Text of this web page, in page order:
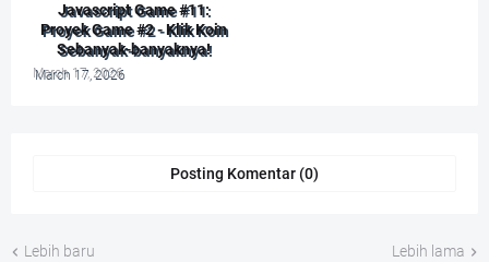
Javascript Game #11:
Proyek Game #2 - Klik Koin
Sebanyak-banyaknya!
March 17, 2026
Posting Komentar (0)
Lebih baru Lebih lama